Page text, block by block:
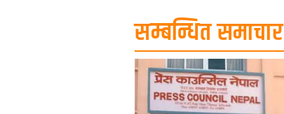
सम्बन्धित समाचार